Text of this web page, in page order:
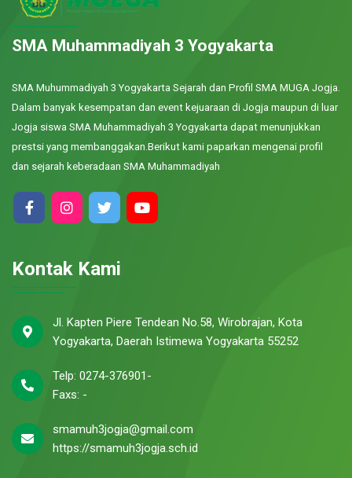
SMA Muhammadiyah 3 Yogyakarta
SMA Muhummadiyah 3 Yogyakarta Sejarah dan Profil SMA MUGA Jogja.
Dalam banyak kesempatan dan event kejuaraan di Jogja maupun di luar
Jogja siswa SMA Muhammadiyah 3 Yogyakarta dapat menunjukkan
prestsi yang membanggakan.Berikut kami paparkan mengenai profil
dan sejarah keberadaan SMA Muhammadiyah
Kontak Kami
Jl. Kapten Piere Tendean No.58, Wirobrajan, Kota
Yogyakarta, Daerah Istimewa Yogyakarta 55252
Telp: 0274-376901-
Faxs: -
smamuh3jogja@gmail.com
https://smamuh3jogja.sch.id